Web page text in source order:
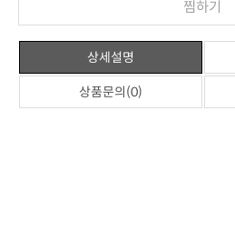
찜하기
상세설명
상품문의(0)